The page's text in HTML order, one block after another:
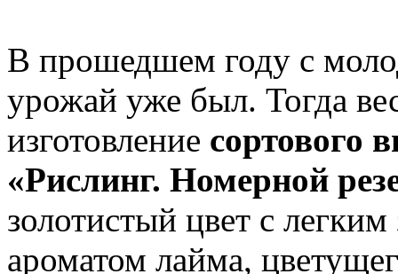
В прошедшем году с
урожай уже был. Тогда
изготовление сортового
«Рислинг. Номерной
золотистый цвет с
ароматом лайма,